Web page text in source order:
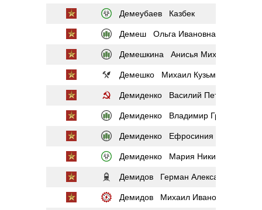
Демеубаев Казбек
Демеш Ольга Ивановна
Демешкина Анисья Михайловна
Демешко Михаил Кузьмич
Демиденко Василий Петрович
Демиденко Владимир Григорьевич
Демиденко Ефросиния
Демиденко Мария Никитична
Демидов Герман Александрович
Демидов Михаил Иванович